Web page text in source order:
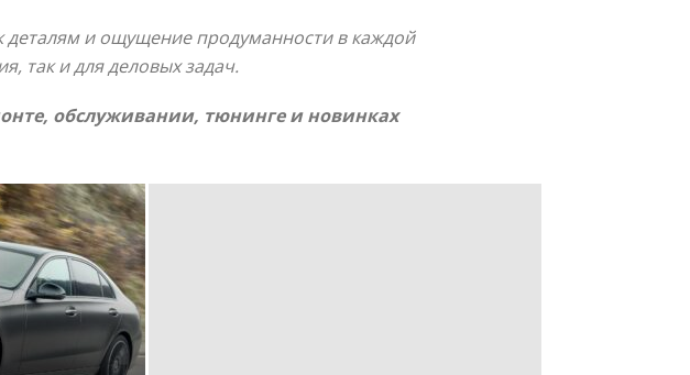
деталям и ощущение продуманности в каждой
так и для деловых задач.
обслуживании, тюнинге и новинках